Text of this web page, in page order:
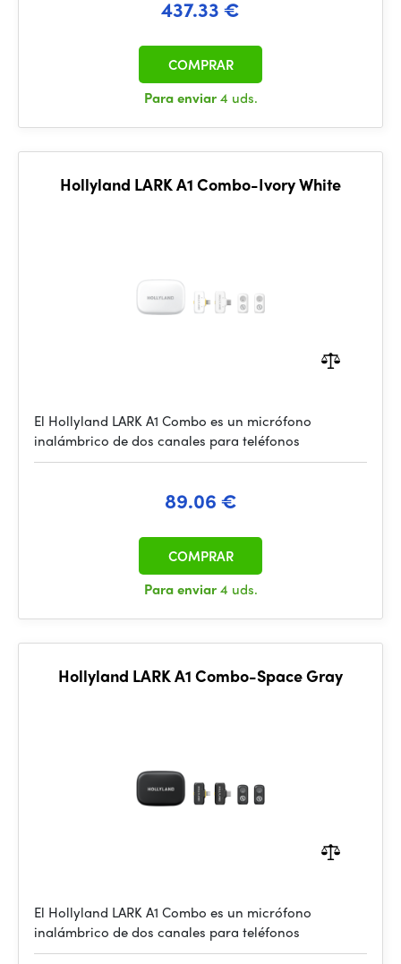
437.33 €
Para enviar4 uds.
COMPRAR
Hollyland LARK A1 Combo-Ivory White
El Hollyland LARK A1 Combo es un micrófono
inalámbrico de dos canales para teléfonos
89.06 €
Para enviar4 uds.
COMPRAR
Hollyland LARK A1 Combo-Space Gray
El Hollyland LARK A1 Combo es un micrófono
inalámbrico de dos canales para teléfonos